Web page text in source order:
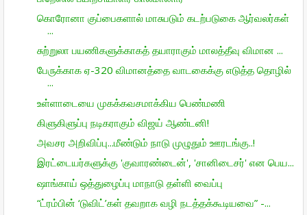
கொரோனா குப்பைகளால் மாசுபடும் கடற்படுகை ஆர்வலர்கள்
...
சுற்றுலா பயணிகளுக்காகத் தயாராகும் மாலத்தீவு விமான ...
பேருக்காக ஏ-320 விமானத்தை வாடகைக்கு எடுத்த தொழில்
...
உள்ளாடையை முகக்கவசமாக்கிய பெண்மணி
கிளுகிளுப்பு நடிகராகும் விஜய் ஆண்டனி!
அவசர அறிவிப்பு...மீண்டும் நாடு முழுதும் ஊரடங்கு..!
இரட்டையர்களுக்கு 'குவாரண்டைன்', 'சானிடைசர்' என பெய...
ஷாங்காய் ஒத்துழைப்பு மாநாடு தள்ளி வைப்பு
“ட்ரம்பின் ‘டுவிட்’கள் தவறாக வழி நடத்தக்கூடியவை” -...